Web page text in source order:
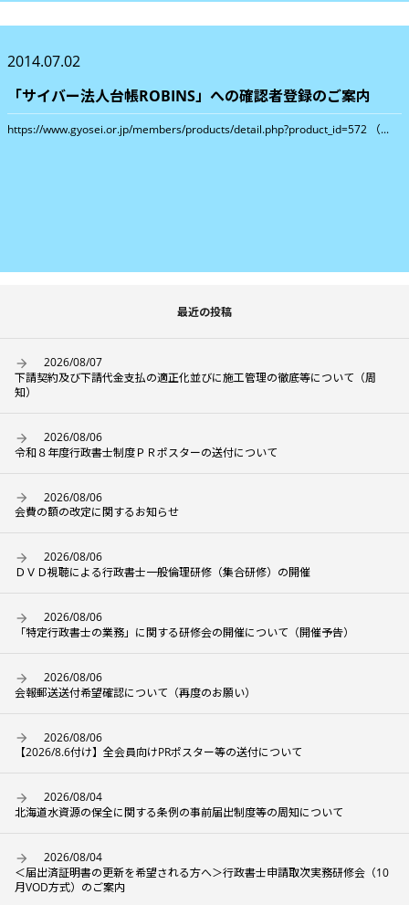
2014.07.02
「サイバー法人台帳ROBINS」への確認者登録のご案内
https://www.gyosei.or.jp/members/products/detail.php?product_id=572 （...
最近の投稿
2026/08/07
下請契約及び下請代金支払の適正化並びに施工管理の徹底等について（周
知）
2026/08/06
令和８年度行政書士制度ＰＲポスターの送付について
2026/08/06
会費の額の改定に関するお知らせ
2026/08/06
ＤＶＤ視聴による行政書士一般倫理研修（集合研修）の開催
2026/08/06
「特定行政書士の業務」に関する研修会の開催について（開催予告）
2026/08/06
会報郵送送付希望確認について（再度のお願い）
2026/08/06
【2026/8.6付け】全会員向けPRポスター等の送付について
2026/08/04
北海道水資源の保全に関する条例の事前届出制度等の周知について
2026/08/04
＜届出済証明書の更新を希望される方へ＞行政書士申請取次実務研修会（10
月VOD方式）のご案内